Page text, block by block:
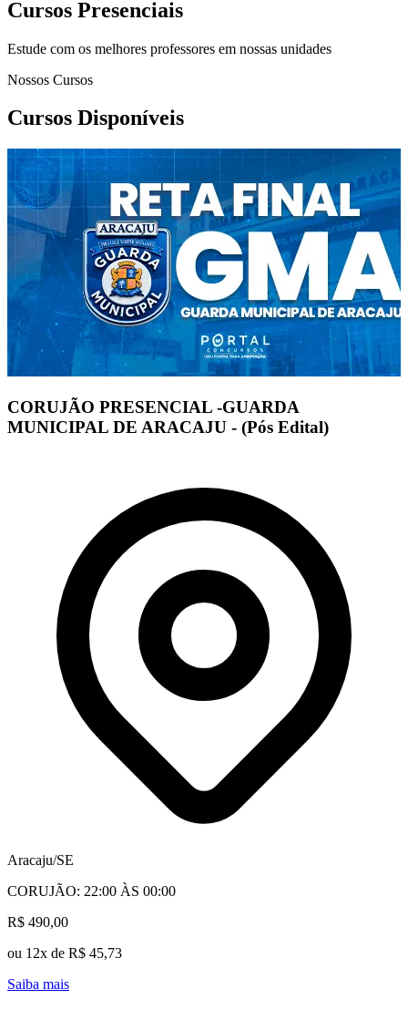
Cursos Presenciais
Estude com os melhores professores em nossas unidades
Nossos Cursos
Cursos Disponíveis
CORUJÃO PRESENCIAL -GUARDA
MUNICIPAL DE ARACAJU - (Pós Edital)
Aracaju/SE
CORUJÃO: 22:00 ÀS 00:00
R$ 490,00
ou 12x de R$ 45,73
Saiba mais